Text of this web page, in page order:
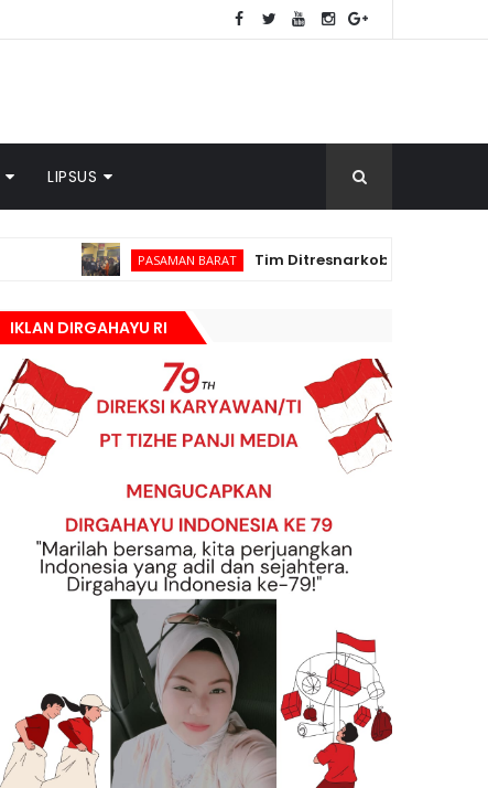
LIPSUS
PASAMAN BARAT Tim Ditresnarkoba Polda Sumbar dan
IKLAN DIRGAHAYU RI